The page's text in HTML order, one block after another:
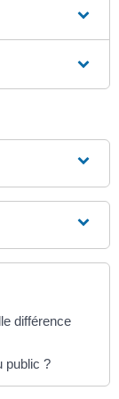
différence
public ?